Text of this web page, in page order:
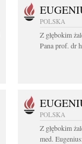
POLSKA
Z głębokim
Pana prof. dr
POLSKA
Z głębokim
med.